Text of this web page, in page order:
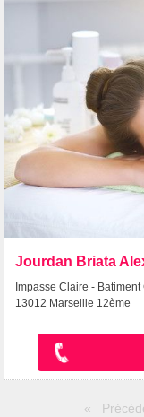
Jourdan Briata
Impasse Claire - Batiment
13012 Marseille 12ème